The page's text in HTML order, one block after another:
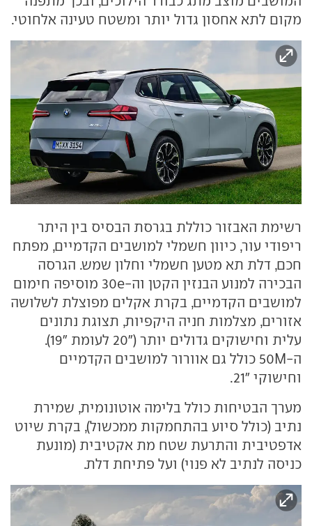
מקום לתא אחסון גדול יותר ומשטח טעינה אלחוטי.
רשימת האבזור כוללת בגרסת הבסיס בין היתר
ריפודי עור, כיוון חשמלי למושבים הקדמיים, מפתח
חכם, דלת תא מטען חשמלי וחלון שמש. הגרסה
הבכירה למנוע הבנזין הקטן וה-30e מוסיפה חימום
למושבים הקדמיים, בקרת אקלים מפוצלת לשלושה
אזורים, מצלמות חניה היקפיות, תצוגת נתונים
עלית וחישוקים גדולים יותר ("20 לעומת "19).
ה-50M כולל גם אוורור למושבים הקדמיים
וחישוקי "21.
מערך הבטיחות כולל בלימה אוטונומית, שמירת
נתיב (כולל סיוע בהתחמקות ממכשול), בקרת שיוט
אדפטיבית והתרעת שטח מת אקטיבית (מונעת
כניסה לנתיב לא פנוי) ועל פתיחת דלת.